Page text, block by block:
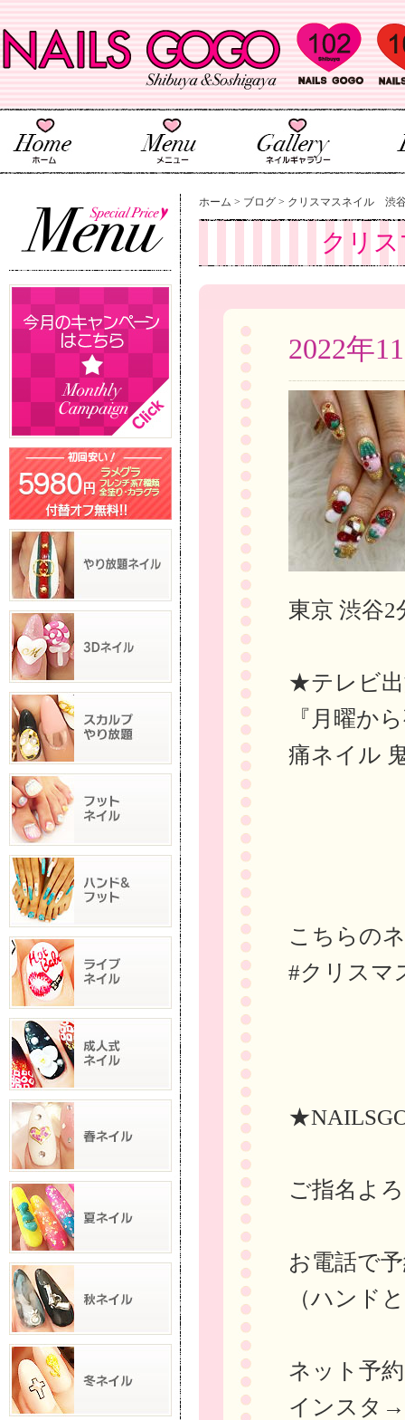
ホーム > ブログ > クリスマスネイル 渋
クリ
2022年
東京 渋谷
★テレビ
『月曜か
痛ネイル
こちらの
#クリスマ
ご指名よ
お電話で
（ハンド
ネット予
インスタ